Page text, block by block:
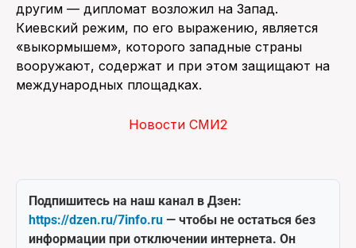
другим — дипломат возложил на Запад.
Киевский режим, по его выражению, является
«выкормышем», которого западные страны
вооружают, содержат и при этом защищают на
международных площадках.
Новости СМИ2
Подпишитесь на наш канал в Дзен:
https://dzen.ru/7info.ru — чтобы не остаться без
информации при отключении интернета. Он